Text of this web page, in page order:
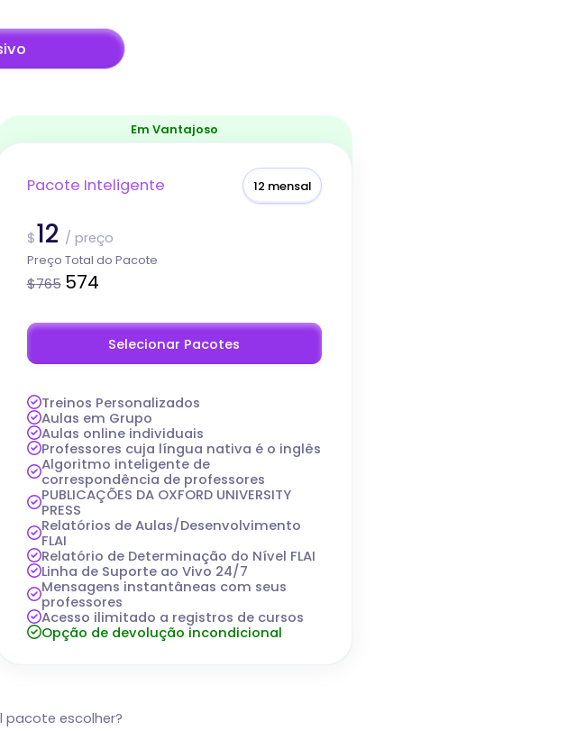
Em Vantajoso
Pacote Inteligente 12 mensal
$12 / preço
Preço Total do Pacote
$765 574
Selecionar Pacotes
Treinos Personalizados
Aulas em Grupo
Aulas online individuais
Professores cuja língua nativa é o inglês
Algoritmo inteligente de
correspondência de professores
PUBLICAÇÕES DA OXFORD UNIVERSITY
PRESS
Relatórios de Aulas/Desenvolvimento
FLAI
Relatório de Determinação do Nível FLAI
Linha de Suporte ao Vivo 24/7
Mensagens instantâneas com seus
professores
Acesso ilimitado a registros de cursos
Opção de devolução incondicional
pacote escolher?